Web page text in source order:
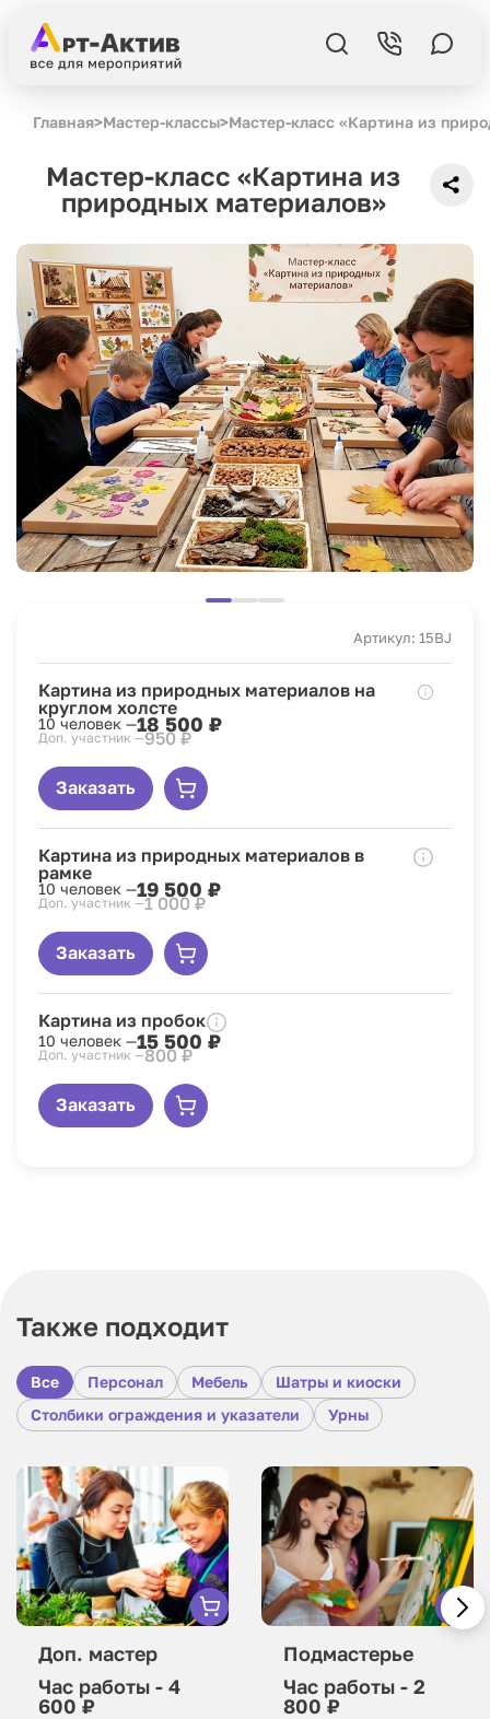
Главная>Мастер-классы>Мастер-класс «Картина из
Мастер-класс «Картина из
природных материалов»
Артикул: 15BJ
Картина из природных материалов на
круглом холсте
10 человек —18 500 ₽
Доп. участник —950 ₽
Заказать
Картина из природных материалов в
рамке
10 человек —19 500 ₽
Доп. участник —1 000 ₽
Заказать
Картина из пробок
10 человек —15 500 ₽
Доп. участник —800 ₽
Заказать
Также подходит
Все Персонал Мебель
Шатры и киоски
Столбики ограждения и указатели
Урны
Доп. мастер
Час работы - 4
600 ₽
Подмастерье
Час работы - 2
800 ₽